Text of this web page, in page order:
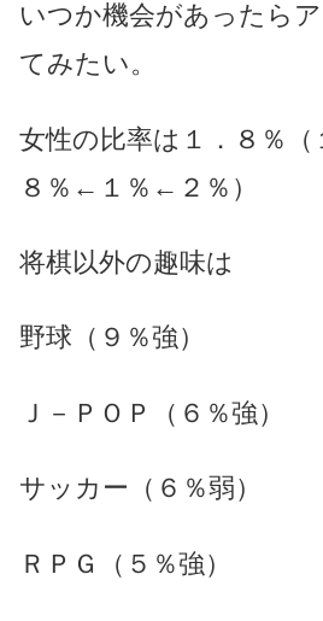
いつか機会があったら
てみたい。
女性の比率は１．８％
８％←１％←２％）
将棋以外の趣味は
野球（９％強）
Ｊ－ＰＯＰ（６％強）
サッカー（６％弱）
ＲＰＧ（５％強）